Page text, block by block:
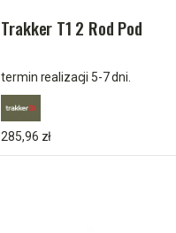
Trakker T1 2 Rod Pod
termin realizacji 5-7 dni.
285,96 zł